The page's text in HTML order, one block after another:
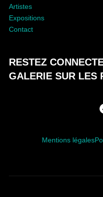
Artistes
Expositions
Contact
RESTEZ
GALERIE SUR LES
Mentions légales